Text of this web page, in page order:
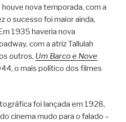
nova temporada, com a
o sucesso foi maior ainda,
1935 haveria nova
com a atriz Tallulah
outros, Um Barco e Nove
o mais político dos filmes
foi lançada em 1928,
cinema mudo para o falado –